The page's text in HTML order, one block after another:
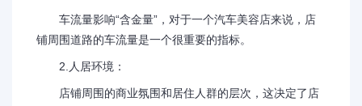
车流量影响“含金量”，对于一个汽车美容店来说，店
铺周围道路的车流量是一个很重要的指标。
2.人居环境：
店铺周围的商业氛围和居住人群的层次，这决定了店